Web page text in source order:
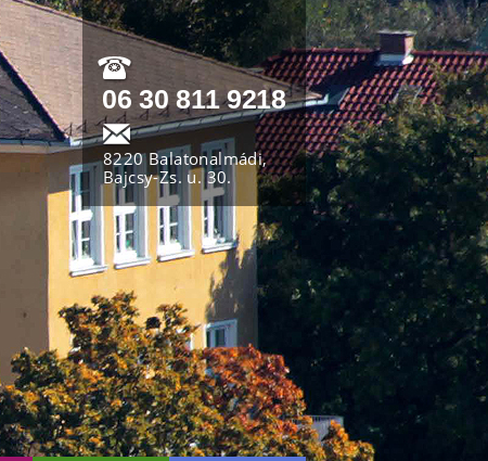
06 30 811 9218
8220 Balatonalmádi,
Bajcsy-Zs. u. 30.